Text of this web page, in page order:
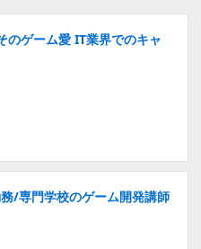
のゲーム愛 IT業界でのキャ
/専門学校のゲーム開発講師